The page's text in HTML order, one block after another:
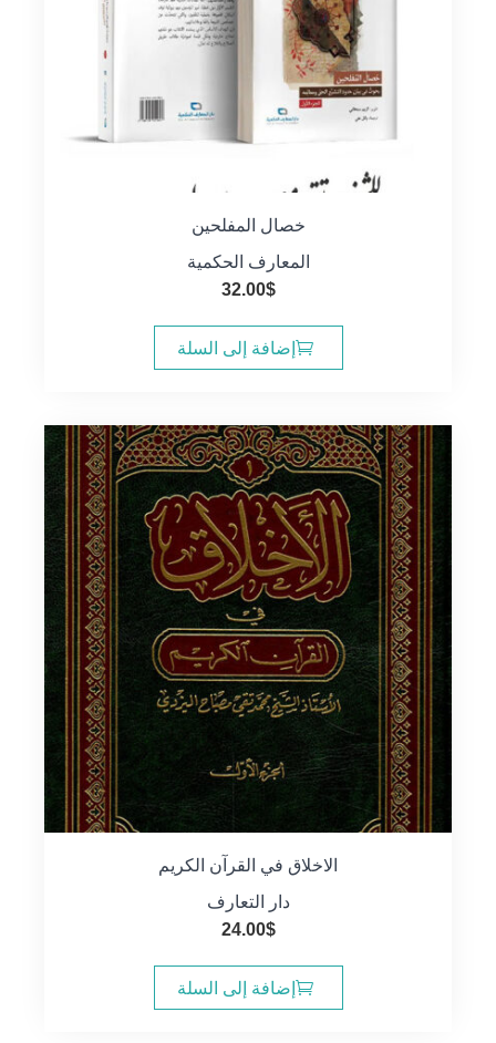
خصال المفلحين
المعارف الحكمية
32.00$
إضافة إلى السلة
الاخلاق في القرآن الكريم
دار التعارف
24.00$
إضافة إلى السلة